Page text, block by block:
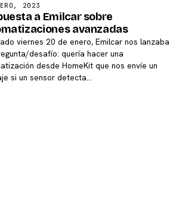
2023
a Emilcar sobre
avanzadas
viernes 20 de enero, Emilcar nos lanzaba
desafío: quería hacer una
desde HomeKit que nos envíe un
si un sensor detecta…